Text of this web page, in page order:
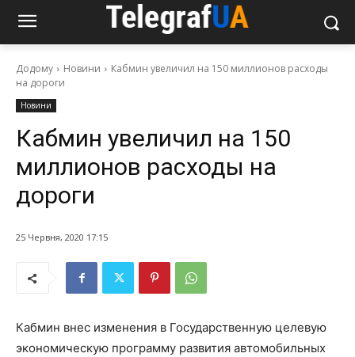
Додому Новини
Кабмин увеличил на 150 миллионов расходы
на дороги
Новини
Кабмин увеличил на 150
миллионов расходы на
дороги
25 Червня, 2020 17:15
Кабмин внес изменения в Государственную целевую
экономическую программу развития автомобильных